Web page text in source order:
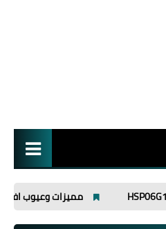
انظمة تشغيل
برامج
مميزات وعيوب افوميتر ut89x